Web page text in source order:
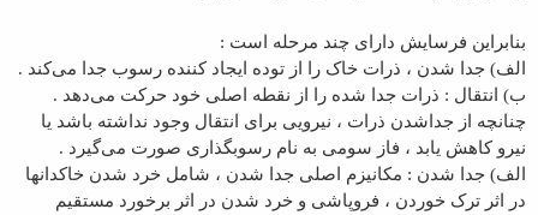
بنابراین فرسایش دارای چند مرحله است :
الف) جدا شدن ، ذرات خاک را از توده ایجاد کننده رسوب جدا می‌کند .
ب) انتقال : ذرات جدا شده را از نقطه اصلی خود حرکت می‌دهد .
چنانچه از جداشدن ذرات ، نیرویی برای انتقال وجود نداشته باشد یا
نیرو کاهش یابد ، فاز سومی به نام رسوبگذاری صورت می‌گیرد .
الف) جدا شدن : مکانیزم اصلی جدا شدن ، شامل خرد شدن خاکدانها
در اثر ترک خوردن ، فروپاشی و خرد شدن در اثر برخورد مستقیم